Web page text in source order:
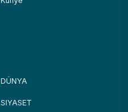
DÜNYA
SIYASET